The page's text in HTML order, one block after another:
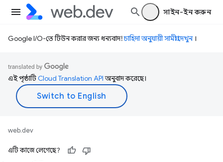
সাইন-ইন করুন
Google I/O-তে টিউন করার জন্য ধন্যবাদ!চাহিদা অনুযায়ী সামগ্রী দেখুন।
এই পৃষ্ঠাটিCloud Translation APIঅনুবাদ করেছে।
web.dev
এটি কাজে লেগেছে?